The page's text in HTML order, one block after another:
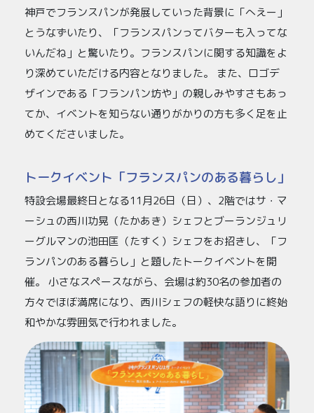
神戸でフランスパンが発展していった背景に「へえー」
とうなずいたり、「フランスパンってバターも入ってな
いんだね」と驚いたり。フランスパンに関する知識をよ
り深めていただける内容となりました。 また、ロゴデ
ザインである「フランパン坊や」の親しみやすさもあっ
てか、イベントを知らない通りがかりの方も多く足を止
めてくださいました。
トークイベント「フランスパンのある暮らし」
特設会場最終日となる11月26日（日）、2階ではサ・マ
ーシュの西川功晃（たかあき）シェフとブーランジュリ
ーグルマンの池田匡（たすく）シェフをお招きし、「フ
ランパンのある暮らし」と題したトークイベントを開
催。 小さなスペースながら、会場は約30名の参加者の
方々でほぼ満席になり、西川シェフの軽快な語りに終始
和やかな雰囲気で行われました。